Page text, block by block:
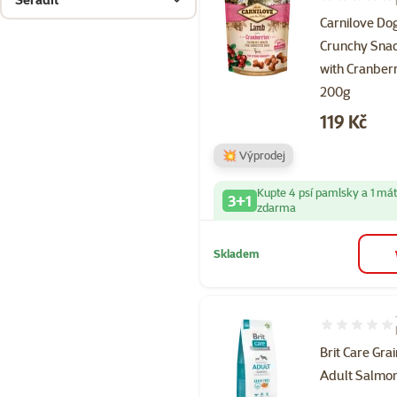
Carnilove
Crunchy
with
200g
Cena
119 Kč
💥 Výprodej
3+1 Kupte 4 psí pamlsky a 1
zdarma
Skladem
Brit Care
Adult
Hodnocení